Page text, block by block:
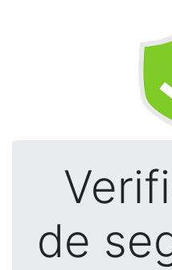
de